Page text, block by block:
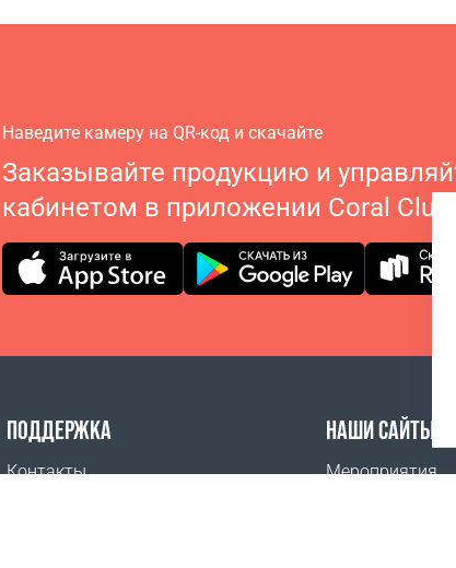
Наведите камеру на QR-код и скачайте
Заказывайте продукцию и
кабинетом в приложении Coral Club
ПОДДЕРЖКА
Контакты
НАШИ САЙТЫ
Мероприятия